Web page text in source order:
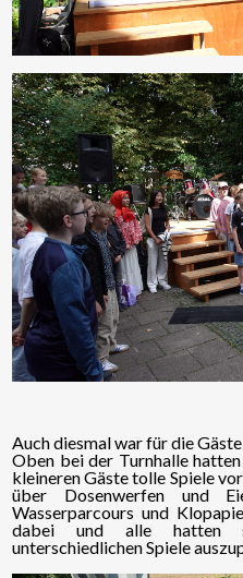
Auch diesmal war für die
Oben bei der Turnhalle
kleineren Gäste tolle Spiele
über Dosenwerfen und
Wasserparcours und
dabei und alle hatten
unterschiedlichen Spiele